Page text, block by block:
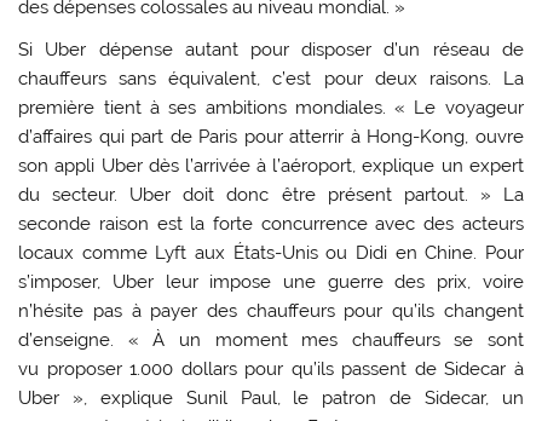
des dépenses colossales au niveau mondial. »
Si Uber dépense autant pour disposer d’un réseau de
chauffeurs sans équivalent, c’est pour deux raisons. La
première tient à ses ambitions mondiales. « Le voyageur
d’affaires qui part de Paris pour atterrir à Hong-Kong, ouvre
son appli Uber dès l’arrivée à l’aéroport, explique un expert
du secteur. Uber doit donc être présent partout. » La
seconde raison est la forte concurrence avec des acteurs
locaux comme Lyft aux États-Unis ou Didi en Chine. Pour
s’imposer, Uber leur impose une guerre des prix, voire
n’hésite pas à payer des chauffeurs pour qu’ils changent
d’enseigne. « À un moment mes chauffeurs se sont
vu proposer 1.000 dollars pour qu’ils passent de Sidecar à
Uber », explique Sunil Paul, le patron de Sidecar, un